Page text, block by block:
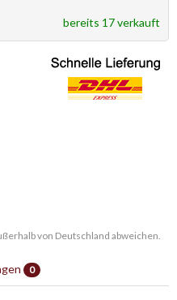
bereits 17 verkauft
von Deutschland abweichen.
0